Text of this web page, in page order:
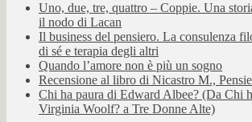
Uno, due, tre, quattro – Coppie. Una
il nodo di Lacan
Il business del pensiero. La consulenza
di sé e terapia degli altri
Quando l’amore non è più un sogno
Recensione al libro di Nicastro M.,
Chi ha paura di Edward Albee? (Da Chi
Virginia Woolf? a Tre Donne Alte)